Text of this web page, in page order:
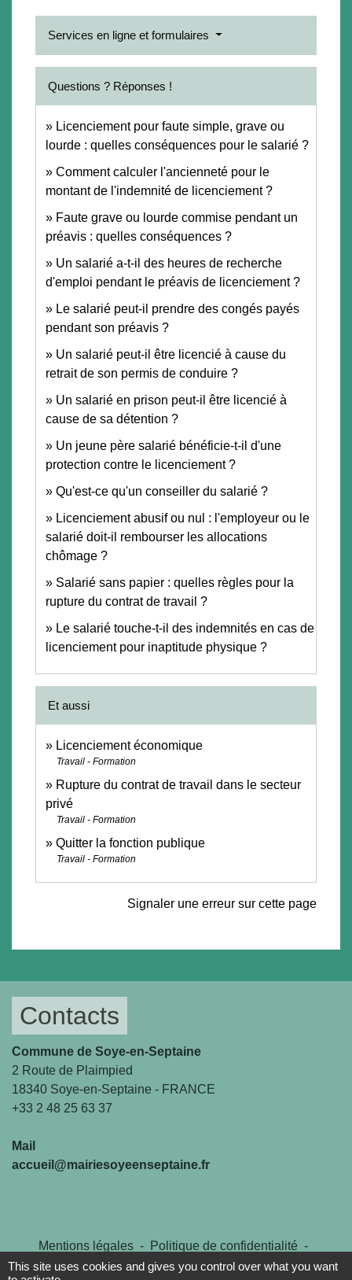
Services en ligne et formulaires
Questions ? Réponses !
Licenciement pour faute simple, grave ou
lourde : quelles conséquences pour le salarié ?
Comment calculer l'ancienneté pour le
montant de l'indemnité de licenciement ?
Faute grave ou lourde commise pendant un
préavis : quelles conséquences ?
Un salarié a-t-il des heures de recherche
d'emploi pendant le préavis de licenciement ?
Le salarié peut-il prendre des congés payés
pendant son préavis ?
Un salarié peut-il être licencié à cause du
retrait de son permis de conduire ?
Un salarié en prison peut-il être licencié à
cause de sa détention ?
Un jeune père salarié bénéficie-t-il d'une
protection contre le licenciement ?
Qu'est-ce qu'un conseiller du salarié ?
Licenciement abusif ou nul : l'employeur ou le
salarié doit-il rembourser les allocations
chômage ?
Salarié sans papier : quelles règles pour la
rupture du contrat de travail ?
Le salarié touche-t-il des indemnités en cas de
licenciement pour inaptitude physique ?
Et aussi
Licenciement économique
Travail - Formation
Rupture du contrat de travail dans le secteur
privé
Travail - Formation
Quitter la fonction publique
Travail - Formation
Signaler une erreur sur cette page
Contacts
Commune de Soye-en-Septaine
2 Route de Plaimpied
18340 Soye-en-Septaine - FRANCE
+33 2 48 25 63 37
Mail
accueil@mairiesoyeenseptaine.fr
Mentions légales - Politique de confidentialité -
Accessibilité - Plan du site - Gestion des cookies
This site uses cookies and gives you control over what you want